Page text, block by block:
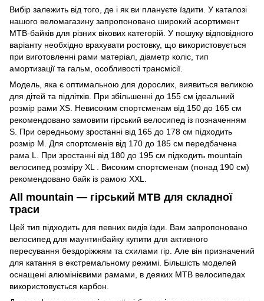
Вибір залежить від того, де і як ви плануєте їздити. У каталозі
нашого веломагазину запропоновано широкий асортимент
MTB-байків для різних вікових категорій. У пошуку відповідного
варіанту необхідно врахувати ростовку, що використовується
при виготовленні рами матеріал, діаметр коліс, тип
амортизації та гальм, особливості трансмісії.
Модель, яка є оптимальною для дорослих, виявиться великою
для дітей та підлітків. При збільшенні до 155 см ідеальний
розмір рами XS. Невисоким спортсменам від 150 до 165 см
рекомендовано замовити гірський велосипед із позначенням
S. При середньому зростанні від 165 до 178 см підходить
розмір M. Для спортсменів від 170 до 185 см передбачена
рама L. При зростанні від 180 до 195 см підходить mountain
велосипед розміру XL . Високим спортсменам (понад 190 см)
рекомендовано байк із рамою XXL.
All mountain — гірський MTB для складної
траси
Цей тип підходить для певних видів їзди. Вам запропоновано
велосипед для маунтинбайку купити для активного
пересування бездоріжжям та схилами гір. Але він призначений
для катання в екстремальному режимі. Більшість моделей
оснащені алюмінієвими рамами, в деяких MTB велосипедах
використовується карбон.